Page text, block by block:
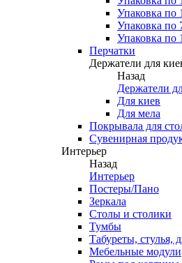
Упаковка по
Упаковка по
Упаковка по
Перчатки
Держатели для
Назад
Держатели
Для киев
Для мела
Покрывала для
Сувенирная
Интерьер
Назад
Интерьер
Постеры/Пано
Зеркала
Столы и столики
Тумбы
Табуреты, стулья,
Мебельные модули